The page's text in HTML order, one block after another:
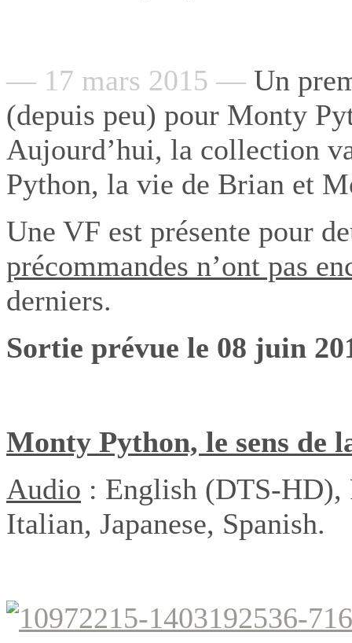
— 17 mars 2015 — Un
(depuis peu) pour Monty
Aujourd’hui, la collection
Python, la vie de Brian et
Une VF est présente pour
précommandes n’ont pas
derniers.
Sortie prévue le 08 juin
Monty Python, le sens de
Audio : English (DTS-HD),
Italian, Japanese, Spanish.